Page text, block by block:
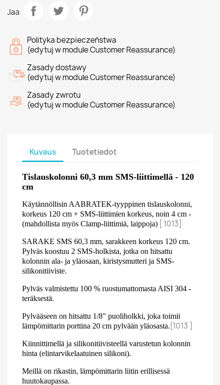
Jaa
Polityka bezpieczeństwa
(edytuj w module Customer Reassurance)
Zasady dostawy
(edytuj w module Customer Reassurance)
Zasady zwrotu
(edytuj w module Customer Reassurance)
Kuvaus Tuotetiedot
Tislauskolonni 60,3 mm SMS-liittimellä - 120
cm
Käytännöllisin AABRATEK-tyyppinen tislauskolonni,
korkeus 120 cm + SMS-liittimien korkeus, noin 4 cm -
(mahdollista myös Clamp-liittimiä, laippoja)
[ 1013]
SARAKE SMS 60,3 mm, sarakkeen korkeus 120 cm.
Pylväs koostuu 2 SMS-holkista, jotka on hitsattu
kolonnin ala- ja yläosaan, kiristysmutteri ja SMS-
silikonitiiviste.
Pylväs valmistettu 100 % ruostumattomasta AISI 304 -
teräksestä.
Pylvääseen on hitsattu 1/8" puoliholkki, joka toimii
lämpömittarin porttina 20 cm pylvään yläosasta. [1013 ]
Kiinnittimellä ja silikonitiivisteellä varustetun kolonnin
hinta (elintarvikelaatuinen silikoni).
Meillä on rikastin, lämpömittarin liitin erillisessä
huutokaupassa.